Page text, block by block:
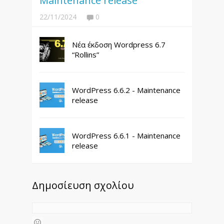
22/11/2024 0
Νέα έκδοση Wordpress 6.7
“Rollins”
WordPress 6.6.2 - Maintenance
release
WordPress 6.6.1 - Maintenance
release
Δημοσίευση σχολίου